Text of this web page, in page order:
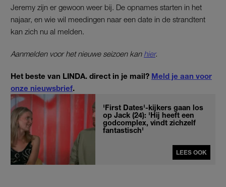
Jeremy zijn er gewoon weer bij. De opnames starten in het
najaar, en wie wil meedingen naar een date in de strandtent
kan zich nu al melden.
Aanmelden voor het nieuwe seizoen kan hier.
Het beste van LINDA. direct in je mail? Meld je aan voor
onze nieuwsbrief.
'First Dates'-kijkers gaan los
op Jack (24): 'Hij heeft een
godcomplex, vindt zichzelf
fantastisch'
LEES OOK